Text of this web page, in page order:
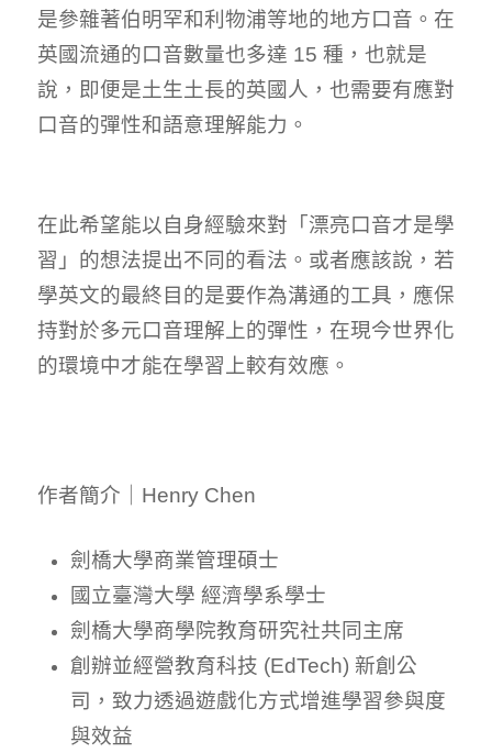
是參雜著伯明罕和利物浦等地的地方口音。在
英國流通的口音數量也多達 15 種，也就是
說，即便是土生土長的英國人，也需要有應對
口音的彈性和語意理解能力。
在此希望能以自身經驗來對「漂亮口音才是學
習」的想法提出不同的看法。或者應該說，若
學英文的最終目的是要作為溝通的工具，應保
持對於多元口音理解上的彈性，在現今世界化
的環境中才能在學習上較有效應。
作者簡介｜Henry Chen
劍橋大學商業管理碩士
國立臺灣大學 經濟學系學士
劍橋大學商學院教育研究社共同主席
創辦並經營教育科技 (EdTech) 新創公
司，致力透過遊戲化方式增進學習參與度
與效益